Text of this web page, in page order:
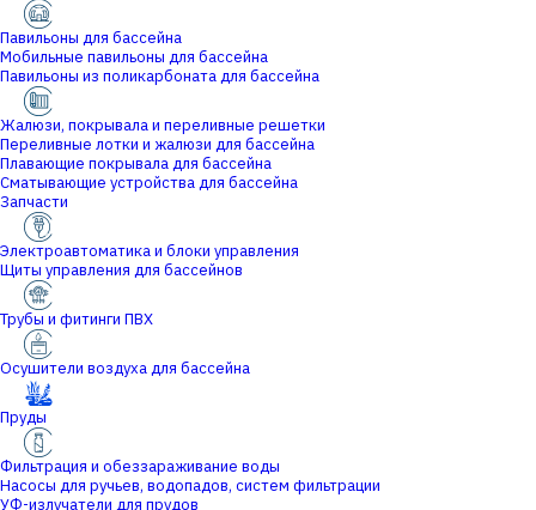
Павильоны для бассейна
Мобильные павильоны для бассейна
Павильоны из поликарбоната для бассейна
Жалюзи, покрывала и переливные решетки
Переливные лотки и жалюзи для бассейна
Плавающие покрывала для бассейна
Сматывающие устройства для бассейна
Запчасти
Электроавтоматика и блоки управления
Щиты управления для бассейнов
Трубы и фитинги ПВХ
Осушители воздуха для бассейна
Пруды
Фильтрация и обеззараживание воды
Насосы для ручьев, водопадов, систем фильтрации
УФ-излучатели для прудов